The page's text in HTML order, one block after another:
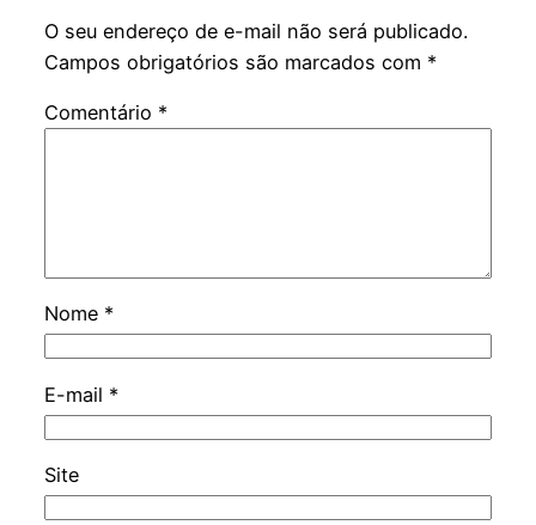
O seu endereço de e-mail não será publicado.
Campos obrigatórios são marcados com *
Comentário *
Nome *
E-mail *
Site